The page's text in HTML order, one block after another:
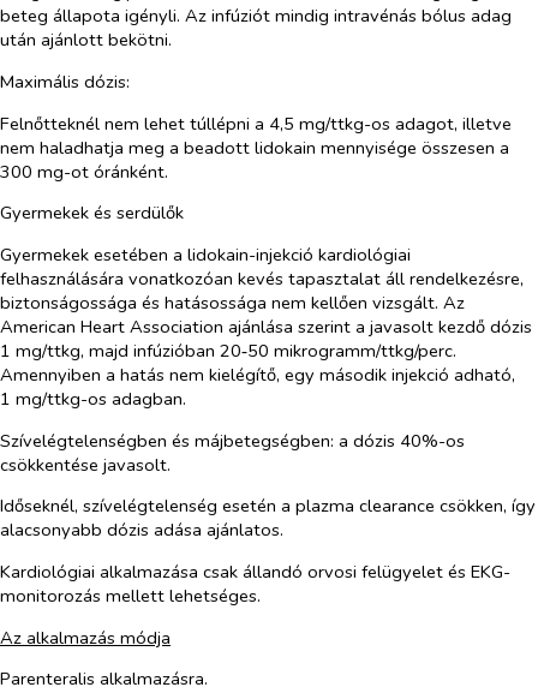
beteg állapota igényli. Az infúziót mindig intravénás bólus adag
után ajánlott bekötni.
Maximális dózis:
Felnőtteknél nem lehet túllépni a 4,5 mg/ttkg-os adagot, illetve
nem haladhatja meg a beadott lidokain mennyisége összesen a
300 mg-ot óránként.
Gyermekek és serdülők
Gyermekek esetében a lidokain-injekció kardiológiai
felhasználására vonatkozóan kevés tapasztalat áll rendelkezésre,
biztonságossága és hatásossága nem kellően vizsgált. Az
American Heart Association ajánlása szerint a javasolt kezdő dózis
1 mg/ttkg, majd infúzióban 20‑50 mikrogramm/ttkg/perc.
Amennyiben a hatás nem kielégítő, egy második injekció adható,
1 mg/ttkg-os adagban.
Szívelégtelenségben és májbetegségben: a dózis 40%-os
csökkentése javasolt.
Időseknél, szívelégtelenség esetén a plazma clearance csökken, így
alacsonyabb dózis adása ajánlatos.
Kardiológiai alkalmazása csak állandó orvosi felügyelet és EKG-
monitorozás mellett lehetséges.
Az alkalmazás módja
Parenteralis alkalmazásra.